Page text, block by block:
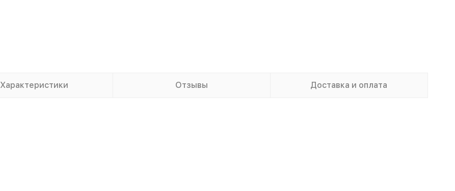
Характеристики Отзывы Доставка и оплата